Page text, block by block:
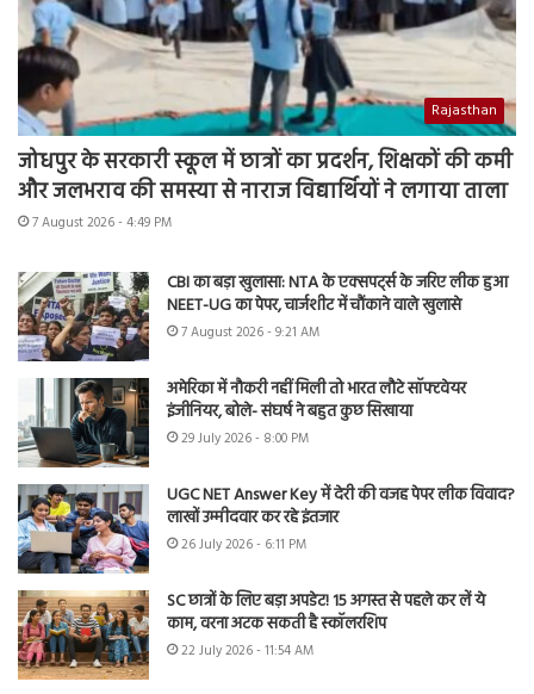
Rajasthan
जोधपुर के सरकारी स्कूल में छात्रों का प्रदर्शन, शिक्षकों की कमी
और जलभराव की समस्या से नाराज विद्यार्थियों ने लगाया ताला
7 August 2026 - 4:49 PM
CBI का बड़ा खुलासा: NTA के एक्सपर्ट्स के जरिए लीक हुआ
NEET-UG का पेपर, चार्जशीट में चौंकाने वाले खुलासे
7 August 2026 - 9:21 AM
अमेरिका में नौकरी नहीं मिली तो भारत लौटे सॉफ्टवेयर
इंजीनियर, बोले- संघर्ष ने बहुत कुछ सिखाया
29 July 2026 - 8:00 PM
UGC NET Answer Key में देरी की वजह पेपर लीक विवाद?
लाखों उम्मीदवार कर रहे इंतजार
26 July 2026 - 6:11 PM
SC छात्रों के लिए बड़ा अपडेट! 15 अगस्त से पहले कर लें ये
काम, वरना अटक सकती है स्कॉलरशिप
22 July 2026 - 11:54 AM